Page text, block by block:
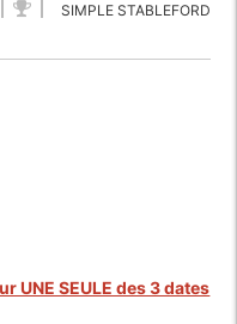
SIMPLE STABLEFORD
UNE SEULE des 3 dates